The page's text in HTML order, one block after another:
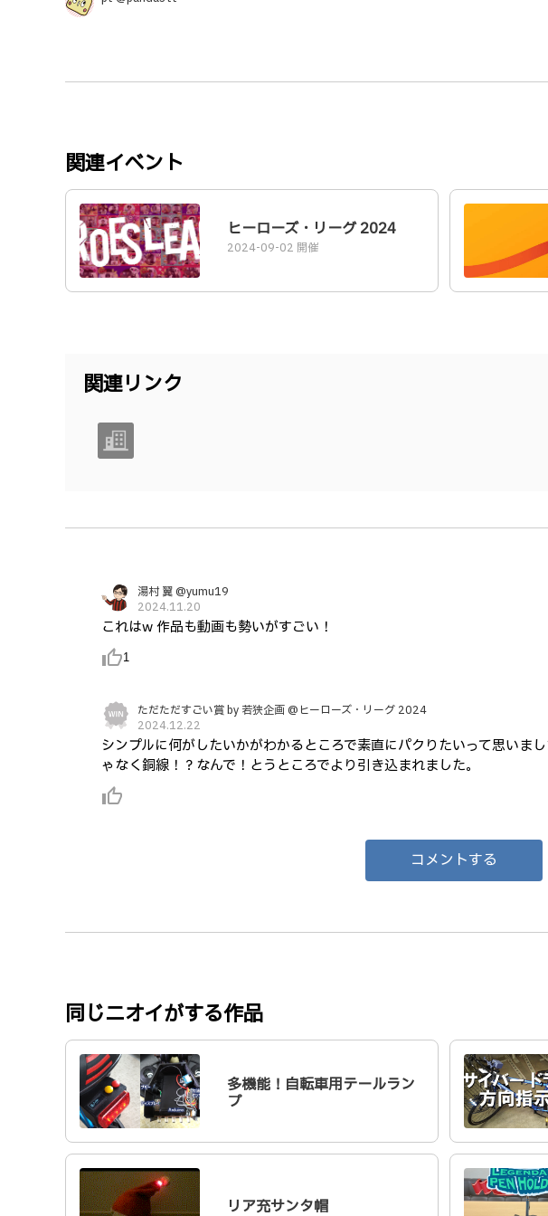
関連イベント
ヒーローズ・リーグ 2024
2024-09-02 開催
関連リンク
湯村 翼 @yumu19
2024.11.20
これはw 作品も動画も勢いがすごい！
thumb_up_alt1
ただただすごい賞 by 若狭企画 @ヒーローズ・リーグ 2024
2024.12.22
シンプルに何がしたいかがわかるところで素直にパクりたいって思いま
ゃなく銅線！？なんで！とうところでより引き込まれました。
thumb_up_alt
コメントする
同じニオイがする作品
多機能！自転車用テールラン
プ
リア充サンタ帽